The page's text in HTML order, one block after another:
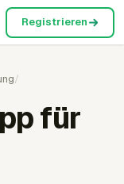
Registrieren
/
für